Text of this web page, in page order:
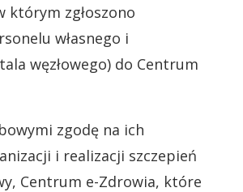
którym zgłoszono
własnego i
węzłowego) do Centrum
zgodę na ich
i realizacji szczepień
Centrum e-Zdrowia, które